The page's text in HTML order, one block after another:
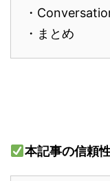
・
・まとめ
本記事の信頼